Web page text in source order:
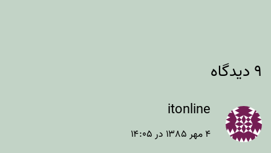
۹ دیدگاه
itonline
۴ مهر ۱۳۸۵ در ۱۴:۰۵